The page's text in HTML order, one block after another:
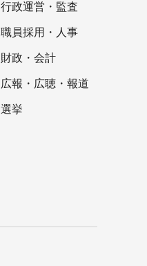
行政運営・監査
職員採用・人事
財政・会計
広報・広聴・報道
選挙